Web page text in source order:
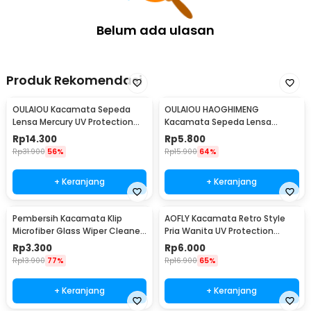
Kelengkapan Produk
Windproof - UV400
Belum ada ulasan
Produk Rekomendasi
OULAIOU Kacamata Sepeda
Lensa Mercury UV Protection
Cycling Sunglasses - 9181
Rp14.300
Rp31.900 56%
+ Keranjang
OULAIOU HAOGHIMENG
Kacamata Sepeda Lensa
Mercury Cycling Outdoor Sport
- 3015
Rp5.800
Rp15.900 64%
+ Keranjang
Pembersih Kacamata Klip
Microfiber Glass Wiper Cleaner
Multifunction - TVA45
Rp3.300
Rp13.900 77%
+ Keranjang
AOFLY Kacamata Retro Style
Pria Wanita UV Protection
Sunglassses - 1125
Rp6.000
Rp16.900 65%
+ Keranjang